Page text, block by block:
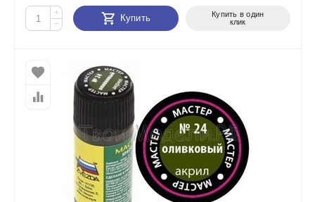
+
−
Купить
Купить в один
клик